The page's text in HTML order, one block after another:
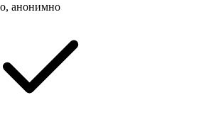
анонимно